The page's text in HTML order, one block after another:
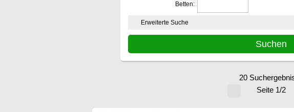
Betten:
Erweiterte Suche
20
Seite 1/2